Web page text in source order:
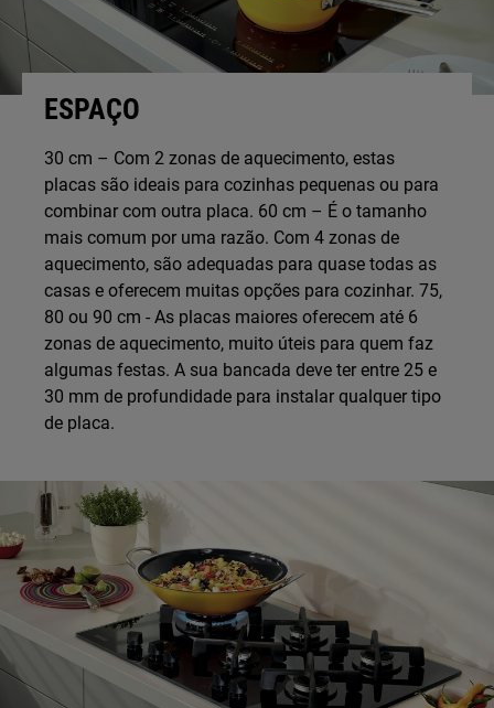
ESPAÇO
30 cm – Com 2 zonas de aquecimento, estas
placas são ideais para cozinhas pequenas ou para
combinar com outra placa. 60 cm – É o tamanho
mais comum por uma razão. Com 4 zonas de
aquecimento, são adequadas para quase todas as
casas e oferecem muitas opções para cozinhar. 75,
80 ou 90 cm - As placas maiores oferecem até 6
zonas de aquecimento, muito úteis para quem faz
algumas festas. A sua bancada deve ter entre 25 e
30 mm de profundidade para instalar qualquer tipo
de placa.